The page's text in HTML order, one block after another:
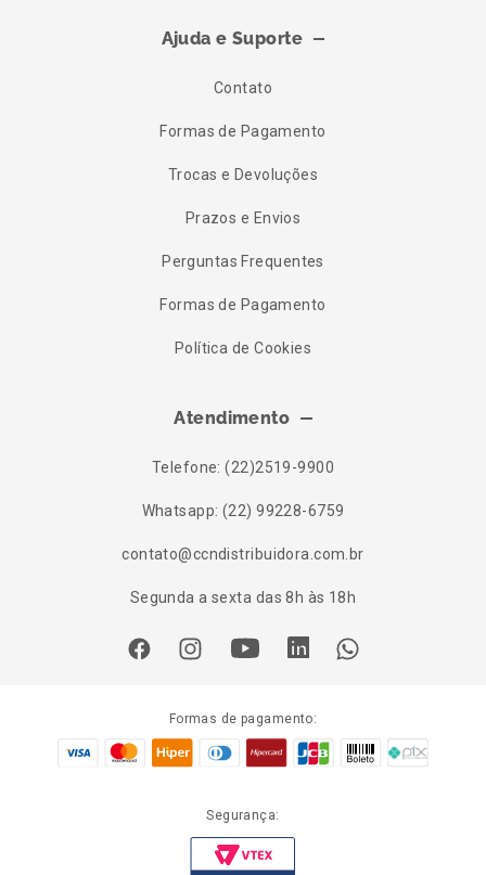
Ajuda e Suporte
Contato
Formas de Pagamento
Trocas e Devoluções
Prazos e Envios
Perguntas Frequentes
Formas de Pagamento
Política de Cookies
Atendimento
Telefone: (22)2519-9900
Whatsapp: (22) 99228-6759
contato@ccndistribuidora.com.br
Segunda a sexta das 8h às 18h
Formas de pagamento:
Segurança: